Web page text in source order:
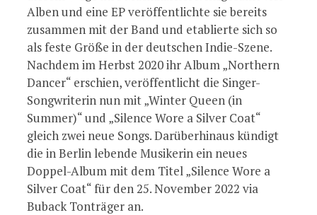
Alben und eine EP veröffentlichte sie bereits
zusammen mit der Band und etablierte sich so
als feste Größe in der deutschen Indie-Szene.
Nachdem im Herbst 2020 ihr Album „Northern
Dancer“ erschien, veröffentlicht die Singer-
Songwriterin nun mit „Winter Queen (in
Summer)“ und „Silence Wore a Silver Coat“
gleich zwei neue Songs. Darüberhinaus kündigt
die in Berlin lebende Musikerin ein neues
Doppel-Album mit dem Titel „Silence Wore a
Silver Coat“ für den 25. November 2022 via
Buback Tonträger an.